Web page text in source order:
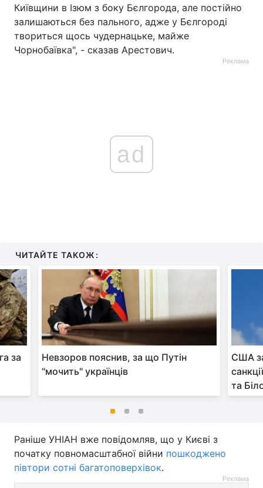
Київщини в Ізюм з боку Бєлгорода, але постійно
залишаються без пального, адже у Бєлгороді
твориться щось чудернацьке, майже
Чорнобаївка", - сказав Арестович.
Реклама
ad
ЧИТАЙТЕ ТАКОЖ:
за
Невзоров пояснив, за що Путін
"мочить" українців
США
та
Раніше УНІАН вже повідомляв, що у Києві з
початку повномасштабної війни пошкоджено
півтори сотні багатоповерхівок.
Реклама